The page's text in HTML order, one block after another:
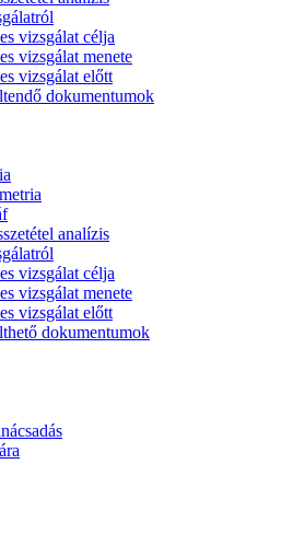
vizsgálat célja
vizsgálat menete
vizsgálat előtt
dokumentumok
analízis
vizsgálat célja
vizsgálat menete
vizsgálat előtt
dokumentumok